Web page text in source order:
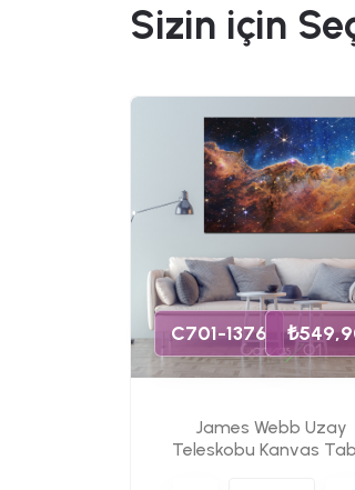
Sizin için
C701-1376
James Webb Uzay
Teleskobu Kanvas